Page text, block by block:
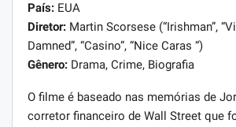
País: EUA
Diretor: Martin Scorsese (“Irishman”,
Damned”, “Casino”, “Nice Caras “)
Gênero: Drama, Crime, Biografia
O filme é baseado nas memórias de
corretor financeiro de Wall Street que